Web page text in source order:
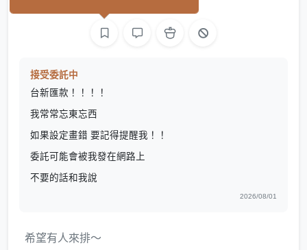
接受委託中
台新匯款！！！！
我常常忘東忘西
如果設定畫錯 要記得提醒我！！
委託可能會被我發在網路上
不要的話和我說
2026/08/01
希望有人來排～